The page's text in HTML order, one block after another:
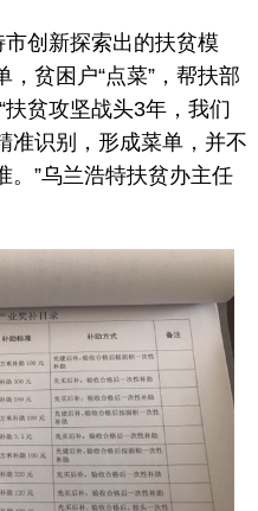
创新探索出的扶贫模
贫困户“点菜”，帮扶部
扶贫攻坚战头3年，我们
准识别，形成菜单，并不
。”乌兰浩特扶贫办主任